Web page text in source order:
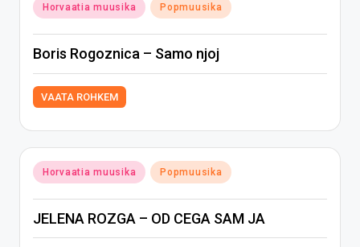
Posted
in
Horvaatia muusika Popmuusika
Boris Rogoznica – Samo njoj
VAATA ROHKEM
Posted
in
Horvaatia muusika Popmuusika
JELENA ROZGA – OD CEGA SAM JA